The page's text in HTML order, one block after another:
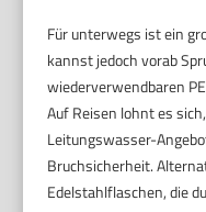
Für unterwegs ist ein
kannst jedoch vorab
wiederverwendbaren
Auf Reisen lohnt es
Leitungswasser-
Bruchsicherheit.
Edelstahlflaschen, die